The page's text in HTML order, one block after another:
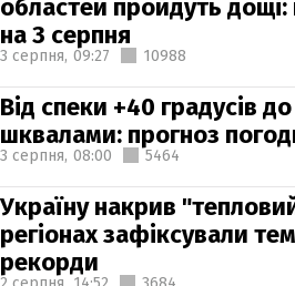
областей пройдуть дощі:
на 3 серпня
3 серпня, 09:27 10988
Від спеки +40 градусів до
шквалами: прогноз
3 серпня, 08:00 5464
Україну накрив
регіонах зафіксували
рекорди